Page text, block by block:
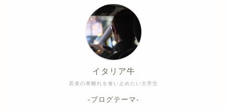
若者の車離れを食い止めたい大学生
イタリア牛
-ブログテーマ-